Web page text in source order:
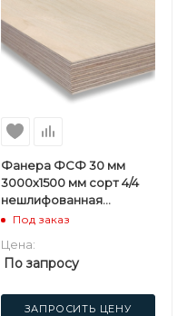
Фанера ФСФ 30 мм
3000х1500 мм сорт 4/4
нешлифованная
березовая
Под заказ
Цена:
По запросу
ЗАПРОСИТЬ ЦЕНУ